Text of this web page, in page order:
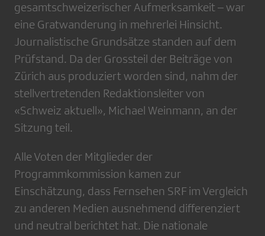
gesamtschweizerischer Aufmerksamkeit – war
eine Gratwanderung in mehrerlei Hinsicht.
Journalistische Grundsätze standen auf dem
Prüfstand. Da der Grossteil der Beiträge von
Zürich aus produziert worden sind, nahm der
stellvertretenden Redaktionsleiter von
«Schweiz aktuell», Michael Weinmann, an der
Sitzung teil.
Alle Voten der Mitglieder der
Programmkommission kamen zur
Einschätzung, dass Fernsehen SRF im Vergleich
zu anderen Medien ausnehmend differenziert
und neutral berichtet hat. Die nationale